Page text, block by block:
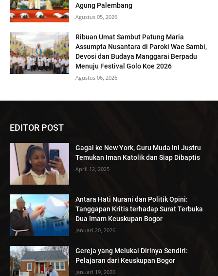
Agung Palembang
Agustus 05, 2026
Ribuan Umat Sambut Patung Maria
Assumpta Nusantara di Paroki Wae Sambi,
Devosi dan Budaya Manggarai Berpadu
Menuju Festival Golo Koe 2026
Agustus 06, 2026
EDITOR POST
Gagal ke New York, Guru Muda Ini Justru
Temukan Iman Katolik dan Siap Dibaptis
April 12, 2025
Antara Hati Nurani dan Politik Opini:
Tanggapan Kritis terhadap Surat Terbuka
Dua Imam Keuskupan Bogor
Januari 20, 2026
Gereja yang Melukai Dirinya Sendiri:
Pelajaran dari Keuskupan Bogor
Januari 19, 2026